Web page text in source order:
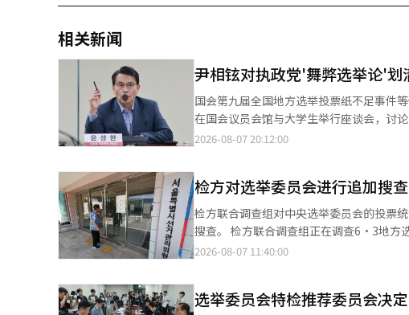
相关新闻
尹相铉对执政党'舞弊选举论'
国会第九届全国地方选举投票纸不足事件
在国会议员会馆与大学生举行座谈会，讨论选举委员会投票纸不
别委员会主席尹相铉公开对党内将投票率输入问题与
称：“投票率操控与投票数操控完全是天差地别的事情。” 他还强调：“不应扩大
怒进行政治。政党应在制度内解决问题，而不是放大和利用广
蚕室奥林匹克公园计票所重新检票的必要
所有投票纸是否存在来解决争议。 他还提议加强对选举委员会的外部监督，表示：“应设立独立的常设审计委员会，
并赋予朝野政党推荐委员的权利，审计结果应向国会报告。” 国调特别委员会将
人员出席。包括因投票者数输入错误和时
2026-08-07 20:12:00
检方对选举委员会进行追加搜
检方联合调查组对中央选举委员会的投票
搜查。 检方联合调查组正在调查6·3地方选举期间投票人数虚假输入的疑惑，7日对中央选举委员会及首尔、京畿、
忠北地区的选举委员会进行了追加强制搜
川县、瑞草区、江南区的9个地方进行了搜查。 搜查令中列明了伪造公文和妨碍公务执行的相关罪名。联
2026-08-07 11:40:00
选举委员会特检推荐委员会决